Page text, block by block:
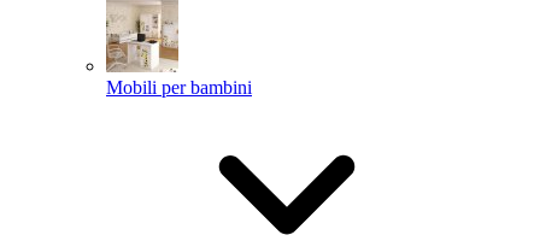
Mobili per bambini